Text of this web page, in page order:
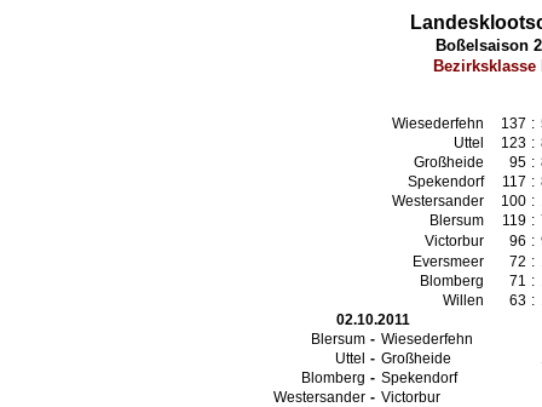
Boßelsaison
Bezirksklasse
Wiesederfehn 137 :
Uttel
123 :
Großheide
95 :
Spekendorf
117 :
Westersander
100 :
Blersum
119 :
Victorbur
96 :
Eversmeer
72 :
Blomberg
71 :
Willen
63 :
02.10.2011
Blersum - Wiesederfehn
Uttel - Großheide
Blomberg - Spekendorf
Westersander - Victorbur